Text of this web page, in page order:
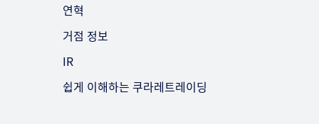
연혁
거점 정보
IR
쉽게 이해하는 쿠라레트레이딩